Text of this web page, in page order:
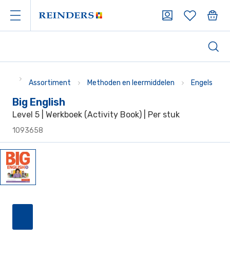
Assortiment Methoden en leermiddelen Engels
Big English
Level 5 | Werkboek (Activity Book) | Per stuk
1093658